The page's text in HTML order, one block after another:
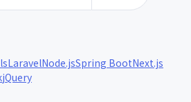
LaravelNode.jsSpring BootNext.js
jQuery